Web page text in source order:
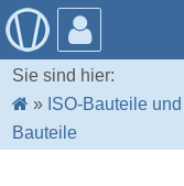
Sie sind hier:
» ISO-Bauteile
Bauteile